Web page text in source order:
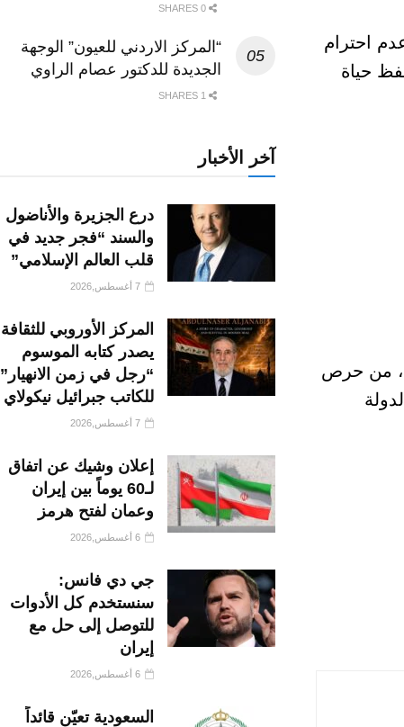
احترام
حياة
من حرص
“المركز الاردني للعيون” الوجهة
الجديدة للدكتور عصام الراوي
آخر الأخبار
درع الجزيرة والأناضول
والسند “فجر جديد في
قلب العالم الإسلامي”
المركز الأوروبي للثقافة
يصدر كتابه الموسوم
“رجل في زمن الانهيار”
للكاتب جبرائيل نيكولاي
إعلان وشيك عن اتفاق
لـ60 يوماً بين إيران
وعمان لفتح هرمز
جي دي فانس:
سنستخدم كل الأدوات
للتوصل إلى حل مع
إيران
السعودية تعيّن قائداً